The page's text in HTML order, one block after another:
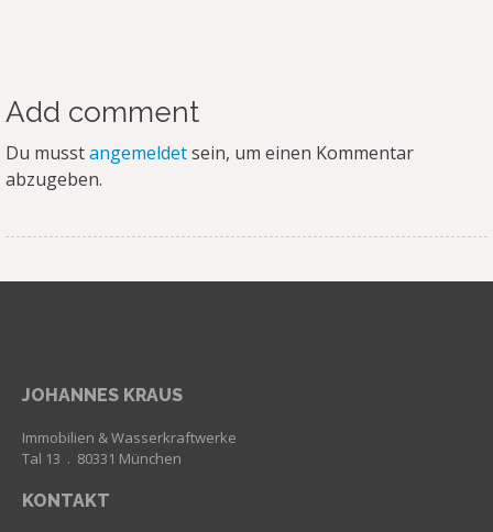
Add comment
Du musstangemeldetsein, um einen Kommentar
abzugeben.
JOHANNES KRAUS
Immobilien & Wasserkraftwerke
Tal 13 . 80331 München
KONTAKT